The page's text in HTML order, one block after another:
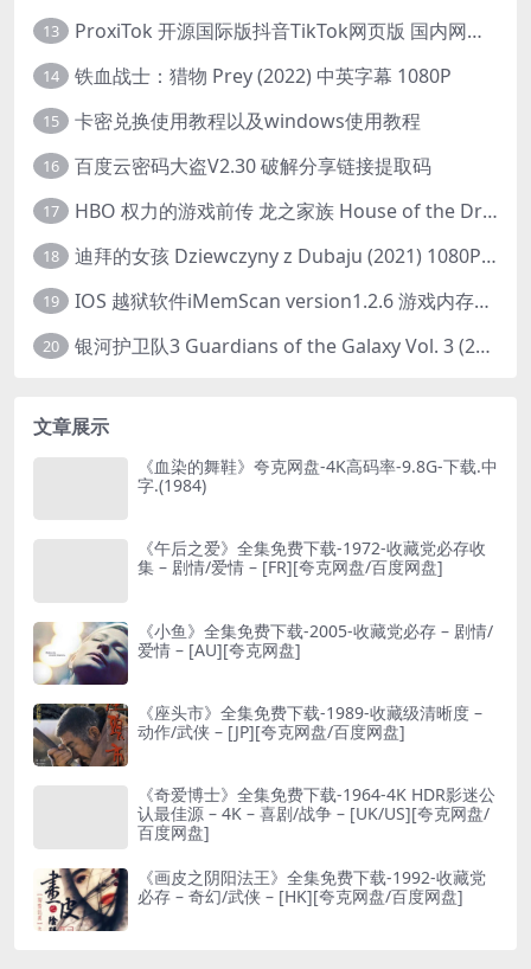
13 ProxiTok 开源国际版抖音TikTok网页版 国内网络直连
14 铁血战士：猎物 Prey (2022) 中英字幕 1080P
15 卡密兑换使用教程以及windows使用教程
16 百度云密码大盗V2.30 破解分享链接提取码
17 HBO 权力的游戏前传 龙之家族 House of the Dragon (2022) 中字 1080P 更新4集
18 迪拜的女孩 Dziewczyny z Dubaju (2021) 1080P 中字
19 IOS 越狱软件iMemScan version1.2.6 游戏内存修改器
20 银河护卫队3 Guardians of the Galaxy Vol. 3 (2023)4K高清资源1080p只分享精品
文章展示
《血染的舞鞋》夸克网盘-4K高码率-9.8G-下载.中
字.(1984)
《午后之爱》全集免费下载-1972-收藏党必存收
集 – 剧情/爱情 – [FR][夸克网盘/百度网盘]
《小鱼》全集免费下载-2005-收藏党必存 – 剧情/
爱情 – [AU][夸克网盘]
《座头市》全集免费下载-1989-收藏级清晰度 –
动作/武侠 – [JP][夸克网盘/百度网盘]
《奇爱博士》全集免费下载-1964-4K HDR影迷公
认最佳源 – 4K – 喜剧/战争 – [UK/US][夸克网盘/
百度网盘]
《画皮之阴阳法王》全集免费下载-1992-收藏党
必存 – 奇幻/武侠 – [HK][夸克网盘/百度网盘]